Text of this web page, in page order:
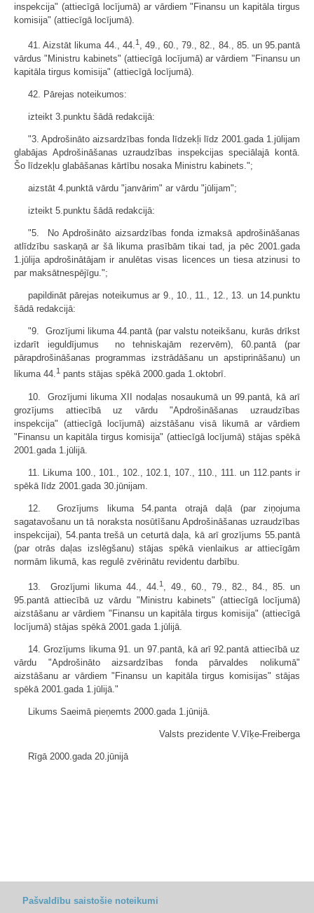
inspekcija" (attiecīgā locījumā) ar vārdiem "Finansu un kapitāla tirgus
komisija" (attiecīgā locījumā).
41. Aizstāt likuma 44., 44.1, 49., 60., 79., 82., 84., 85. un 95.pantā
vārdus "Ministru kabinets" (attiecīgā locījumā) ar vārdiem "Finansu un
kapitāla tirgus komisija" (attiecīgā locījumā).
42. Pārejas noteikumos:
izteikt 3.punktu šādā redakcijā:
"3. Apdrošināto aizsardzības fonda līdzekļi līdz 2001.gada 1.jūlijam
glabājas Apdrošināšanas uzraudzības inspekcijas speciālajā kontā.
Šo līdzekļu glabāšanas kārtību nosaka Ministru kabinets.";
aizstāt 4.punktā vārdu "janvārim" ar vārdu "jūlijam";
izteikt 5.punktu šādā redakcijā:
"5. No Apdrošināto aizsardzības fonda izmaksā apdrošināšanas
atlīdzību saskaņā ar šā likuma prasībām tikai tad, ja pēc 2001.gada
1.jūlija apdrošinātājam ir anulētas visas licences un tiesa atzinusi to
par maksātnespējīgu.";
papildināt pārejas noteikumus ar 9., 10., 11., 12., 13. un 14.punktu
šādā redakcijā:
"9. Grozījumi likuma 44.pantā (par valstu noteikšanu, kurās drīkst
izdarīt ieguldījumus no tehniskajām rezervēm), 60.pantā (par
pārapdrošināšanas programmas izstrādāšanu un apstiprināšanu) un
likuma 44.1 pants stājas spēkā 2000.gada 1.oktobrī.
10. Grozījumi likuma XII nodaļas nosaukumā un 99.pantā, kā arī
grozījums attiecībā uz vārdu "Apdrošināšanas uzraudzības
inspekcija" (attiecīgā locījumā) aizstāšanu visā likumā ar vārdiem
"Finansu un kapitāla tirgus komisija" (attiecīgā locījumā) stājas spēkā
2001.gada 1.jūlijā.
11. Likuma 100., 101., 102., 102.1, 107., 110., 111. un 112.pants ir
spēkā līdz 2001.gada 30.jūnijam.
12. Grozījums likuma 54.panta otrajā daļā (par ziņojuma
sagatavošanu un tā noraksta nosūtīšanu Apdrošināšanas uzraudzības
inspekcijai), 54.panta trešā un ceturtā daļa, kā arī grozījums 55.pantā
(par otrās daļas izslēgšanu) stājas spēkā vienlaikus ar attiecīgām
normām likumā, kas regulē zvērinātu revidentu darbību.
13. Grozījumi likuma 44., 44. 1
, 49., 60., 79., 82., 84., 85. un
95.pantā attiecībā uz vārdu "Ministru kabinets" (attiecīgā locījumā)
aizstāšanu ar vārdiem "Finansu un kapitāla tirgus komisija" (attiecīgā
locījumā) stājas spēkā 2001.gada 1.jūlijā.
14. Grozījums likuma 91. un 97.pantā, kā arī 92.pantā attiecībā uz
vārdu "Apdrošināto aizsardzības fonda pārvaldes nolikumā"
aizstāšanu ar vārdiem "Finansu un kapitāla tirgus komisijas" stājas
spēkā 2001.gada 1.jūlijā."
Likums Saeimā pieņemts 2000.gada 1.jūnijā.
Valsts prezidente V.Vīķe-Freiberga
Rīgā 2000.gada 20.jūnijā
Pašvaldību saistošie noteikumi